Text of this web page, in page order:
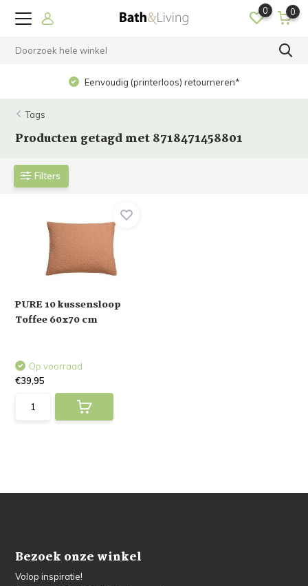
0 0
Eenvoudig (printerloos) retourneren*
Tags
Producten getagd met 8718471458801
Filters
PURE 10 kussensloop
Toffee 60x70 cm
Op voorraad
€39,95
Bezoek onze winkel
Volop inspiratie!